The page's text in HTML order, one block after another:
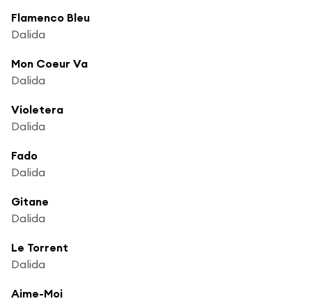
Flamenco Bleu
Dalida
Mon Coeur Va
Dalida
Violetera
Dalida
Fado
Dalida
Gitane
Dalida
Le Torrent
Dalida
Aime-Moi